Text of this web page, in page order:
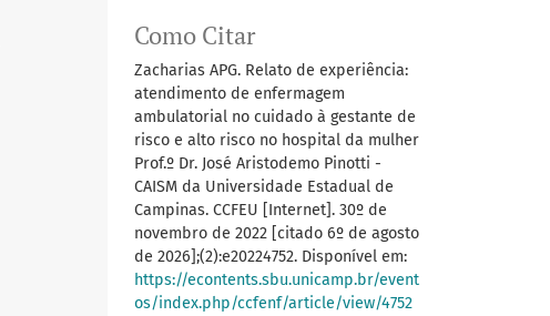
Como Citar
Zacharias APG. Relato de experiência:
atendimento de enfermagem
ambulatorial no cuidado à gestante de
risco e alto risco no hospital da mulher
Prof.º Dr. José Aristodemo Pinotti -
CAISM da Universidade Estadual de
Campinas. CCFEU [Internet]. 30º de
novembro de 2022 [citado 6º de agosto
de 2026];(2):e20224752. Disponível em:
https://econtents.sbu.unicamp.br/event
os/index.php/ccfenf/article/view/4752